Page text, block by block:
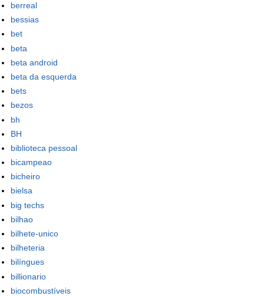
berreal
bessias
bet
beta
beta android
beta da esquerda
bets
bezos
bh
BH
biblioteca pessoal
bicampeao
bicheiro
bielsa
big techs
bilhao
bilhete-unico
bilheteria
bilíngues
billionario
biocombustíveis